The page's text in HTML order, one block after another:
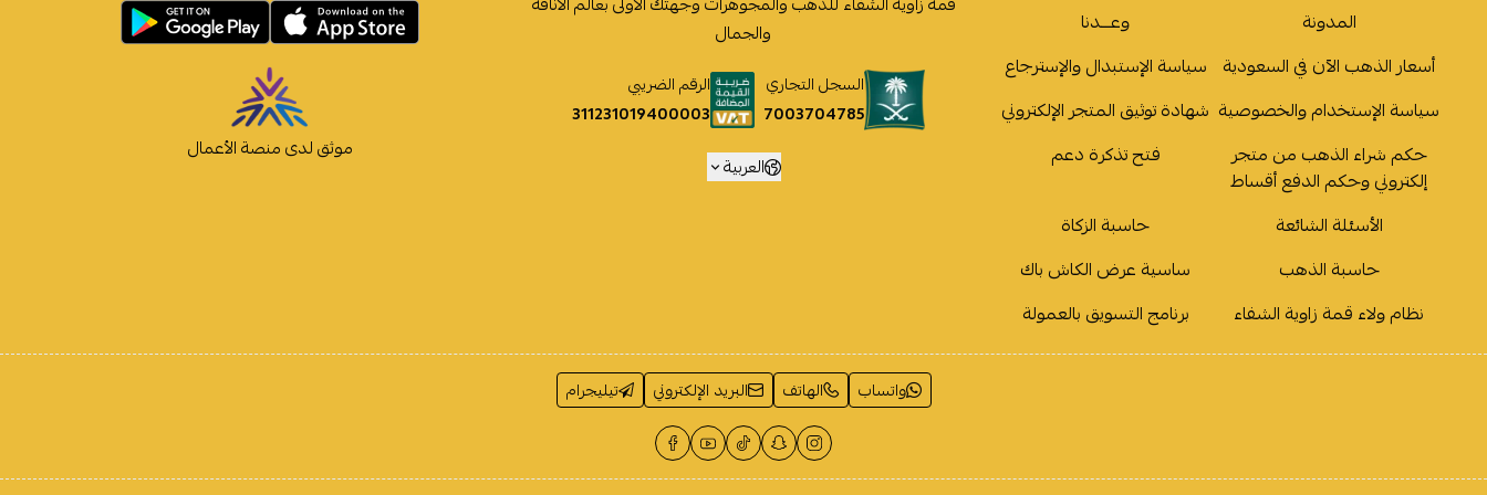
المدونة
وعـــدنا
أسعار الذهب الآن في السعودية سياسة الإستبدال والإسترجاع
سياسة الإستخدام والخصوصية شهادة توثيق المتجر الإلكتروني
حكم شراء الذهب من متجر
إلكتروني وحكم الدفع أقساط
فتح تذكرة دعم
الأسئلة الشائعة
حاسبة الزكاة
حاسبة الذهب
ساسية عرض الكاش باك
نظام ولاء قمة زاوية الشفاء
برنامج التسويق بالعمولة
والجمال
السجل التجاري
7003704785
الرقم الضريبي
311231019400003
العربية
موثق لدى منصة الأعمال
واتساب الهاتف البريد الإلكتروني تيليجرام